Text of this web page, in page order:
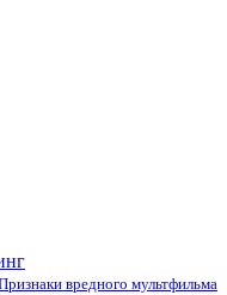
вредного мультфильма